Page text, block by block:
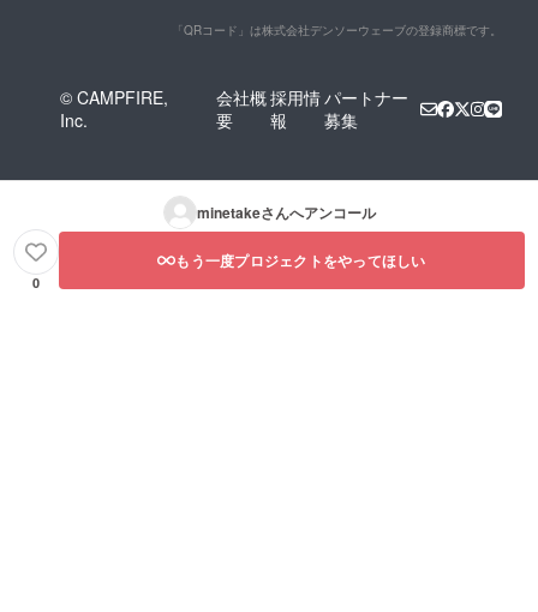
「QRコード」は株式会社デンソーウェーブの登録商標です。
© CAMPFIRE,
Inc.
会社概
要
採用情
報
パートナー
募集
minetakeさんへアンコール
0
もう一度プロジェクトをやってほしい